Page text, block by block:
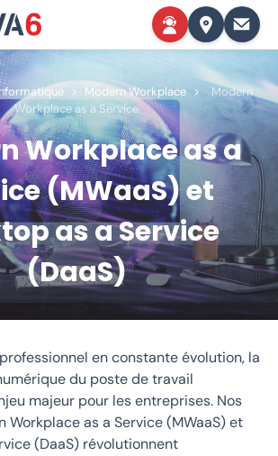
> Modern Workplace >
Modern
Workplace as a Service
Workplace as a
(MWaaS) et
as a Service
(DaaS)
en constante évolution, la
du poste de travail
majeur pour les entreprises. Nos
Workplace as a Service (MWaaS) et
(DaaS) révolutionnent